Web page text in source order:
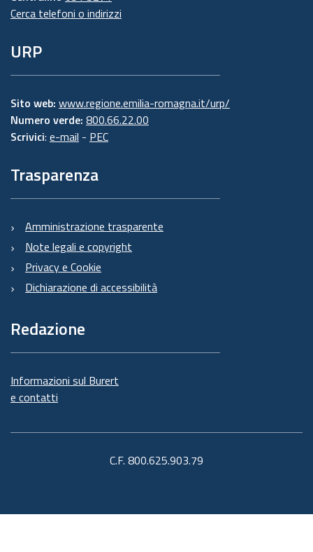
Cerca telefoni o indirizzi
URP
Sito web: www.regione.emilia-romagna.it/urp/
Numero verde: 800.66.22.00
Scrivici: e-mail - PEC
Trasparenza
Amministrazione trasparente
Note legali e copyright
Privacy e Cookie
Dichiarazione di accessibilità
Redazione
Informazioni sul Burert
e contatti
C.F. 800.625.903.79